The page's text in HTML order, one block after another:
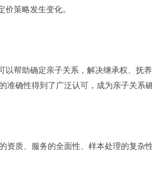
策略发生变化。
助确定亲子关系，解决继承权、抚
确性得到了广泛认可，成为亲子关系
质、服务的全面性、样本处理的复杂